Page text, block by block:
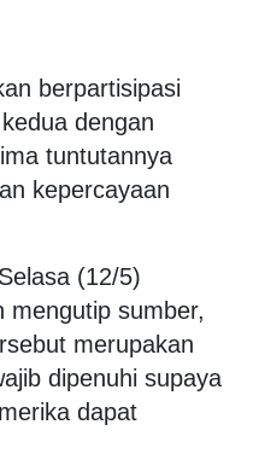
berpartisipasi
dengan
tuntutannya
kepercayaan
(12/5)
mengutip sumber,
merupakan
dipenuhi supaya
dapat